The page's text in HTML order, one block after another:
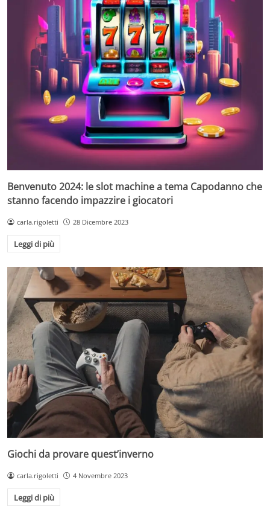
Benvenuto 2024: le slot machine a tema Capodanno che
stanno facendo impazzire i giocatori
carla.rigoletti 28 Dicembre 2023
Leggi di più
Giochi da provare quest’inverno
carla.rigoletti 4 Novembre 2023
Leggi di più